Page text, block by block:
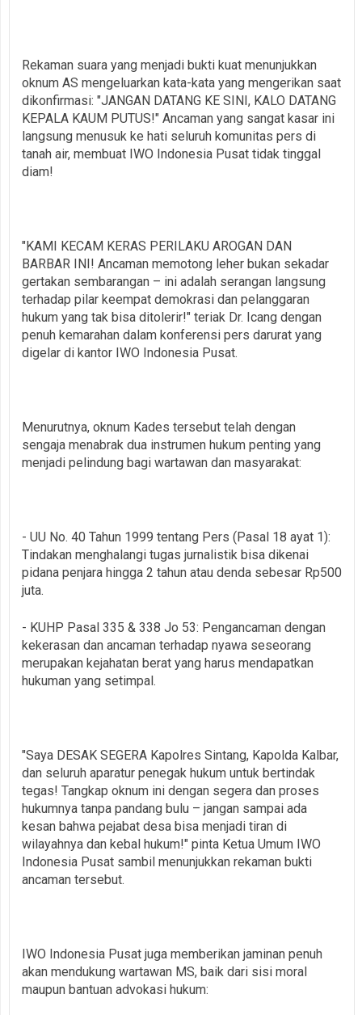
Rekaman suara yang menjadi bukti kuat menunjukkan
oknum AS mengeluarkan kata-kata yang mengerikan saat
dikonfirmasi: "JANGAN DATANG KE SINI, KALO DATANG
KEPALA KAUM PUTUS!" Ancaman yang sangat kasar ini
langsung menusuk ke hati seluruh komunitas pers di
tanah air, membuat IWO Indonesia Pusat tidak tinggal
diam!
"KAMI KECAM KERAS PERILAKU AROGAN DAN
BARBAR INI! Ancaman memotong leher bukan sekadar
gertakan sembarangan – ini adalah serangan langsung
terhadap pilar keempat demokrasi dan pelanggaran
hukum yang tak bisa ditolerir!" teriak Dr. Icang dengan
penuh kemarahan dalam konferensi pers darurat yang
digelar di kantor IWO Indonesia Pusat.
Menurutnya, oknum Kades tersebut telah dengan
sengaja menabrak dua instrumen hukum penting yang
menjadi pelindung bagi wartawan dan masyarakat:
- UU No. 40 Tahun 1999 tentang Pers (Pasal 18 ayat 1):
Tindakan menghalangi tugas jurnalistik bisa dikenai
pidana penjara hingga 2 tahun atau denda sebesar Rp500
juta.
- KUHP Pasal 335 & 338 Jo 53: Pengancaman dengan
kekerasan dan ancaman terhadap nyawa seseorang
merupakan kejahatan berat yang harus mendapatkan
hukuman yang setimpal.
"Saya DESAK SEGERA Kapolres Sintang, Kapolda Kalbar,
dan seluruh aparatur penegak hukum untuk bertindak
tegas! Tangkap oknum ini dengan segera dan proses
hukumnya tanpa pandang bulu – jangan sampai ada
kesan bahwa pejabat desa bisa menjadi tiran di
wilayahnya dan kebal hukum!" pinta Ketua Umum IWO
Indonesia Pusat sambil menunjukkan rekaman bukti
ancaman tersebut.
IWO Indonesia Pusat juga memberikan jaminan penuh
akan mendukung wartawan MS, baik dari sisi moral
maupun bantuan advokasi hukum: